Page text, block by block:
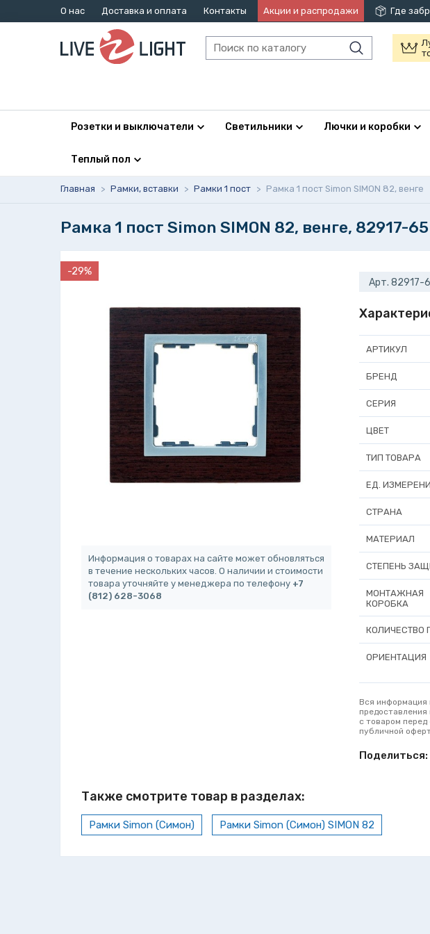
О нас Доставка и оплата Контакты Акции и распродажи Где
Розетки и выключатели Светильники Лючки и коробки
Теплый пол
Главная > Рамки, вставки > Рамки 1 пост > Рамка 1 пост Simon SIMON 82, венге
Рамка 1 пост Simon SIMON 82, венге, 82917-65
-29%
Информация о товарах на сайте может обновляться
в течение нескольких часов. О наличии и стоимости
товара уточняйте у менеджера по телефону +7
(812) 628-3068
Арт. 82917-
АРТИКУЛ
БРЕНД
СЕРИЯ
ЦВЕТ
ТИП ТОВАРА
ЕД.
СТРАНА
МАТЕРИАЛ
СТЕПЕНЬ
МОНТАЖНАЯ
КОРОБКА
КОЛИЧЕСТВО
ОРИЕНТАЦИЯ
Вся информация
с товаром перед
публичной
Поделиться:
Также смотрите товар в разделах:
Рамки Simon (Симон) Рамки Simon (Симон) SIMON 82